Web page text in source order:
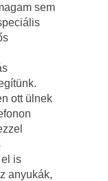
sem
ott ülnek
is
anyukák,